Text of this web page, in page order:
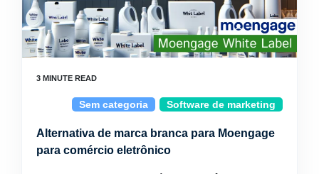
Sem categoria Software de marketing
Alternativa de marca branca para Moengage
para comércio eletrônico